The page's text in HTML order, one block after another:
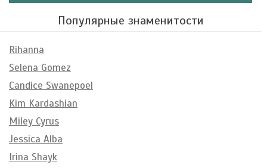
Популярные знаменитости
Rihanna
Selena Gomez
Candice Swanepoel
Kim Kardashian
Miley Cyrus
Jessica Alba
Irina Shayk